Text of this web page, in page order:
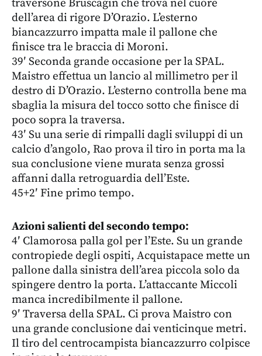
traversone Bruscagin che trova nel cuore
dell’area di rigore D’Orazio. L’esterno
biancazzurro impatta male il pallone che
finisce tra le braccia di Moroni.
39′ Seconda grande occasione per la SPAL.
Maistro effettua un lancio al millimetro per il
destro di D’Orazio. L’esterno controlla bene ma
sbaglia la misura del tocco sotto che finisce di
poco sopra la traversa.
43′ Su una serie di rimpalli dagli sviluppi di un
calcio d’angolo, Rao prova il tiro in porta ma la
sua conclusione viene murata senza grossi
affanni dalla retroguardia dell’Este.
45+2′ Fine primo tempo.
Azioni salienti del secondo tempo:
4′ Clamorosa palla gol per l’Este. Su un grande
contropiede degli ospiti, Acquistapace mette un
pallone dalla sinistra dell’area piccola solo da
spingere dentro la porta. L’attaccante Miccoli
manca incredibilmente il pallone.
9′ Traversa della SPAL. Ci prova Maistro con
una grande conclusione dai venticinque metri.
Il tiro del centrocampista biancazzurro colpisce